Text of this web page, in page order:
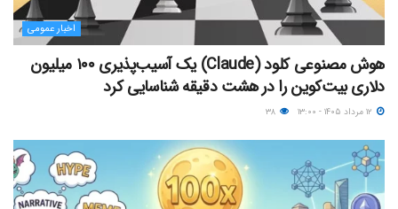
اخبار عمومی
هوش مصنوعی کلود (Claude) یک آسیب‌پذیری ۱۰۰ میلیون
دلاری بیت‌کوین را در هشت دقیقه شناسایی کرد